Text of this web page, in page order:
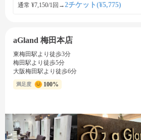
通常 ¥7,150/1回 →2チケット(¥5,775)
aGland 梅田本店
東梅田駅より徒歩3分
梅田駅より徒歩5分
大阪梅田駅より徒歩6分
満足度 100%